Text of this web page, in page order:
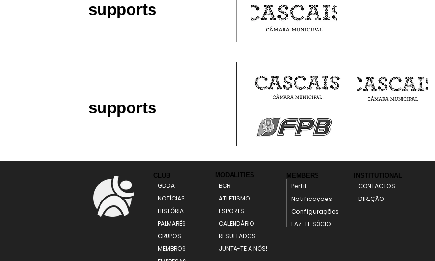
supports
supports
GDDA
NOTÍCIAS
HISTÓRIA
PALMARÉS
GRUPOS
MEMBROS
BCR
ATLETISMO
ESPORTS
CALENDÁRIO
RESULTADOS
JUNTA-TE A NÓS!
CLUB MODALITIES MEMBERS
Perfil
Notificações
Configurações
FAZ-TE SÓCIO
INSTITUTIONAL
CONTACTOS
DIREÇÃO